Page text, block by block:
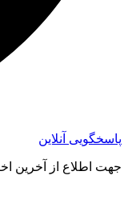
پاسخگویی آنلاین
جهت اطلاع از آخرین